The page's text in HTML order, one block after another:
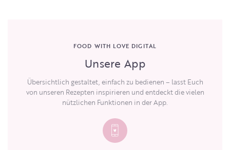
FOOD WITH LOVE DIGITAL
Unsere App
Übersichtlich gestaltet, einfach zu bedienen – lasst Euch
von unseren Rezepten inspirieren und entdeckt die vielen
nützlichen Funktionen in der App.